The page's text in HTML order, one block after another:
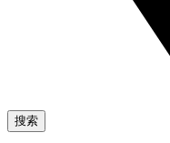
搜索